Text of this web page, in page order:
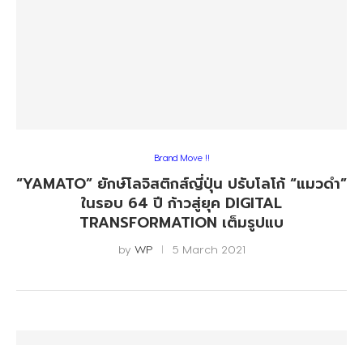
Brand Move !!
“YAMATO” ยักษ์โลจิสติกส์ญี่ปุ่น ปรับโลโก้ “แมวดำ”
ในรอบ 64 ปี ก้าวสู่ยุค DIGITAL
TRANSFORMATION เต็มรูปแบ
by WP 5 March 2021